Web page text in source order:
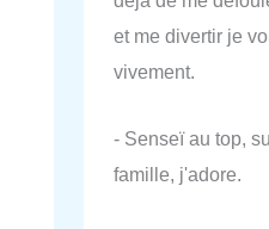
et me divertir je
vivement.
- Senseï au top,
famille, j'adore.